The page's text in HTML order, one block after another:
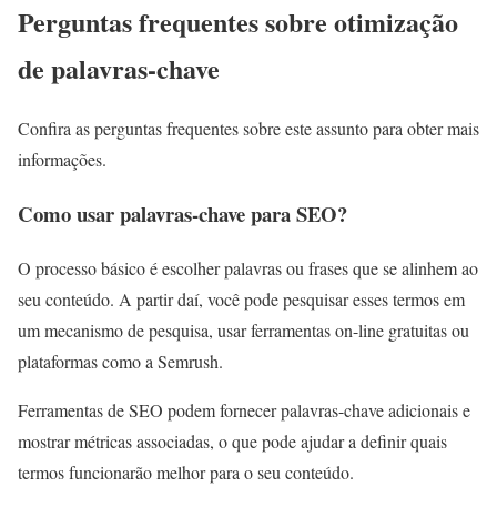
Perguntas frequentes sobre otimização
de palavras-chave
Confira as perguntas frequentes sobre este assunto para obter mais
informações.
Como usar palavras-chave para SEO?
O processo básico é escolher palavras ou frases que se alinhem ao
seu conteúdo. A partir daí, você pode pesquisar esses termos em
um mecanismo de pesquisa, usar ferramentas on-line gratuitas ou
plataformas como a Semrush.
Ferramentas de SEO podem fornecer palavras-chave adicionais e
mostrar métricas associadas, o que pode ajudar a definir quais
termos funcionarão melhor para o seu conteúdo.